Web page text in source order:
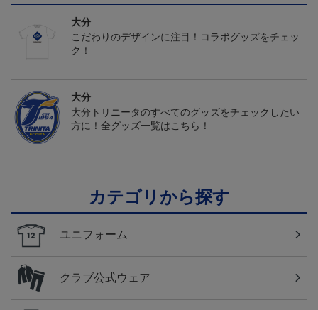
大分
こだわりのデザインに注目！コラボグッズをチェッ
ク！
大分
大分トリニータのすべてのグッズをチェックしたい
方に！全グッズ一覧はこちら！
カテゴリから探す
ユニフォーム
クラブ公式ウェア